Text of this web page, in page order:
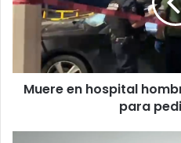
que
manejó
baleado
pedir
ayuda
Muere en hospital
para